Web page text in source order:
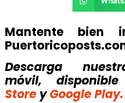
Mantente bien
Descarga
móvil, disponible
Store y Google Play.